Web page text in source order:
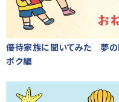
優待家族に聞いてみた 夢の
ボク編